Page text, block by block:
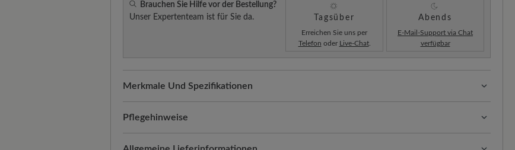
Brauchen Sie Hilfe vor der Bestellung?
Unser Expertenteam ist für Sie da.
Tagsüber
Erreichen Sie uns per
Telefon oder Live-Chat.
Abends
E-Mail-Support via Chat
verfügbar
Merkmale Und Spezifikationen
Freeyourfeet!Die perfekte Passform mit 100% Zehenfreiheit. Natürlich geformte
Schuhe, handgefertigt hergestellt.
Pflegehinweise